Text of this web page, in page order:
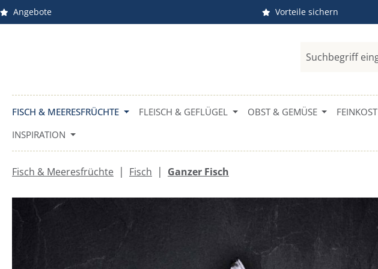
Hauptinhalt springen
Zur Suche springen
Zur Hauptnavigation springen
Angebote Vorteile sichern
FISCH & MEERESFRÜCHTE FLEISCH & GEFLÜGEL OBST & GEMÜSE FEINKOST
INSPIRATION
Fisch & Meeresfrüchte | Fisch | Ganzer Fisch
Bildergalerie überspringen